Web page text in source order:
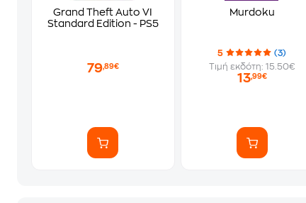
Grand Theft Auto VI
Standard Edition - PS5
79,89€
Murdoku
5
(3)
Τιμή εκδότη: 15.50€
13,99€